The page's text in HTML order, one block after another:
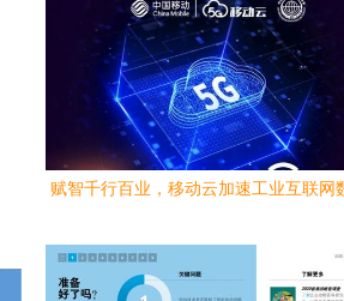
赋智千行百业，移动云加速工业互联网